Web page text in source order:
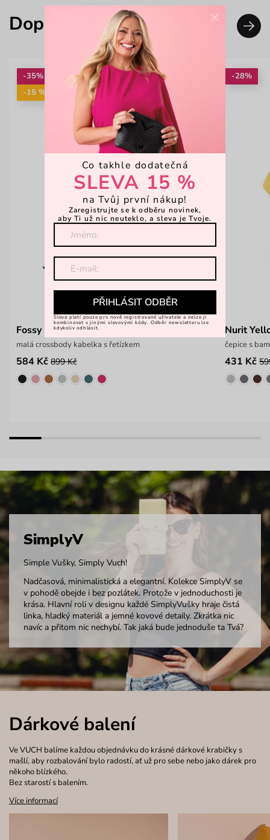
Doplň svůj look
-35%
-15 %: KAB15
Fossy Mini Yellow
malá crossbody kabelka s řetízkem
584 Kč 899 Kč
-28%
Nurit
čepice s
431 Kč
SimplyV
Simple Vušky, Simply Vuch!
Nadčasová, minimalistická a elegantní. Kolekce SimplyV se
v pohodě obejde i bez pozlátek. Protože v jednoduchosti je
krása. Hlavní roli v designu každé SimplyVušky hraje čistá
linka, hladký materiál a jemné kovové detaily. Zkrátka nic
navíc a přitom nic nechybí. Tak jaká bude jednoduše ta Tvá?
Dárkové balení
Ve VUCH balíme každou objednávku do krásné dárkové krabičky s
mašlí, aby rozbalování bylo radostí, ať už pro sebe nebo jako dárek pro
někoho blízkého.
Bez starostí s balením.
Více informací
×
Co takhle dodatečná
SLEVA 15 %
na Tvůj první nákup!
Zaregistrujte se k odběru novinek,
aby Ti už nic neuteklo, a sleva je Tvoje.
PŘIHLÁSIT ODBĚR
Sleva platí pouze pro nově registrované uživatele a nelze ji
kombinovat s jinými slevovými kódy. Odběr newsletteru lze
kdykoliv odhlásit.